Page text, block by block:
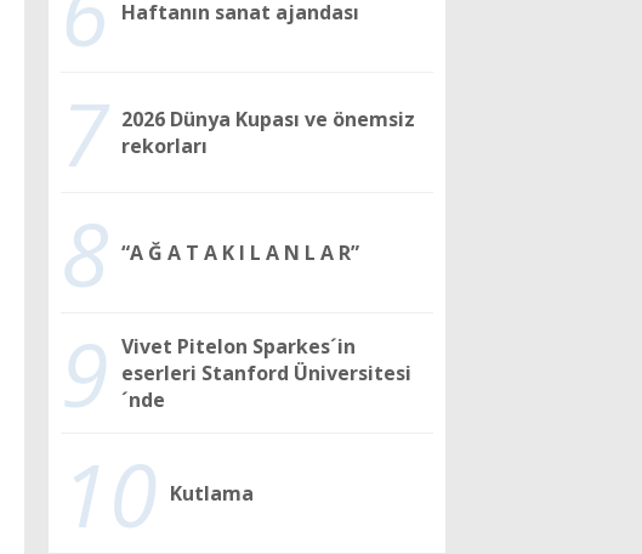
Haftanın sanat ajandası
7 2026 Dünya Kupası ve önemsiz
rekorları
8 “A Ğ A T A K I L A N L A R”
9
Vivet Pitelon Sparkes´in
eserleri Stanford Üniversitesi
´nde
10 Kutlama